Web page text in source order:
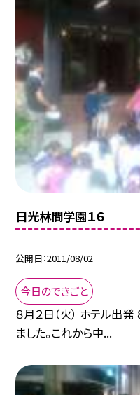
日光林間学園１６
公開日 2011/08/02
今日のできごと
８月２日（火） ホテル出
ました。これから中...